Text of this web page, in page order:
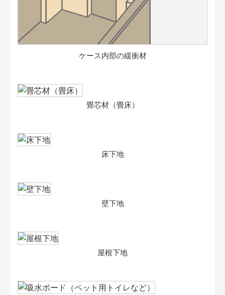
ケース内部の緩衝材
畳芯材（畳床）
床下地
壁下地
屋根下地